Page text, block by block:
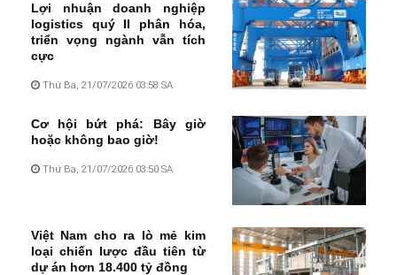
Lợi nhuận doanh nghiệp
logistics quý II phân hóa,
triển vọng ngành vẫn tích
cực
Thứ Ba, 21/07/2026 03:58 SA
Cơ hội bứt phá: Bây giờ
hoặc không bao giờ!
Thứ Ba, 21/07/2026 03:50 SA
Việt Nam cho ra lò mẻ kim
loại chiến lược đầu tiên từ
dự án hơn 18.400 tỷ đồng